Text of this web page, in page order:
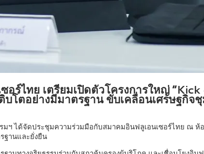
ไทย เตรียมเปิดตัวโครงการใหญ่ “Kick
โตอย่างมีมาตรฐาน ขับเคลื่อนเศรษฐกิจ
มฯ ได้จัดประชุมความร่วมมือกับสมาคมอินฟลูเอนเซอร์ไทย ณ ห้
ฐานและยั่งยืน